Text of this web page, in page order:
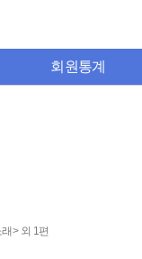
회원통계
> 외 1편